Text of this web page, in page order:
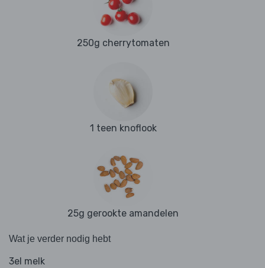
250g cherrytomaten
1 teen knoflook
25g gerookte amandelen
Wat je verder nodig hebt
3el melk